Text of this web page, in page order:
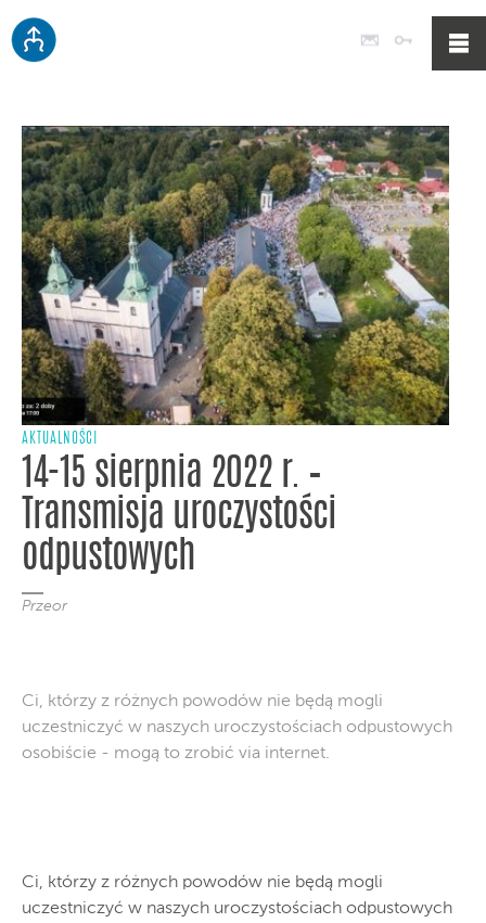
Poczta
AKTUALNOŚCI
14-15 sierpnia 2022 r. –
Transmisja uroczystości
odpustowych
Przeor
Ci, którzy z różnych powodów nie będą mogli
uczestniczyć w naszych uroczystościach odpustowych
osobiście - mogą to zrobić via internet.
Ci, którzy z różnych powodów nie będą mogli
uczestniczyć w naszych uroczystościach odpustowych